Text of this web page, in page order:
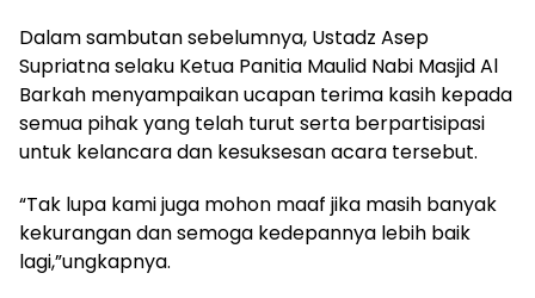
Dalam sambutan sebelumnya, Ustadz Asep
Supriatna selaku Ketua Panitia Maulid Nabi Masjid Al
Barkah menyampaikan ucapan terima kasih kepada
semua pihak yang telah turut serta berpartisipasi
untuk kelancara dan kesuksesan acara tersebut.
“Tak lupa kami juga mohon maaf jika masih banyak
kekurangan dan semoga kedepannya lebih baik
lagi,”ungkapnya.